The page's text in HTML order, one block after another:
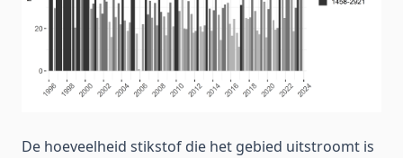
De hoeveelheid stikstof die het gebied uitstroomt is